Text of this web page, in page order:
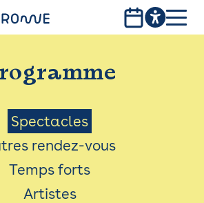
Spectacles
rendez-vous
Temps forts
Artistes